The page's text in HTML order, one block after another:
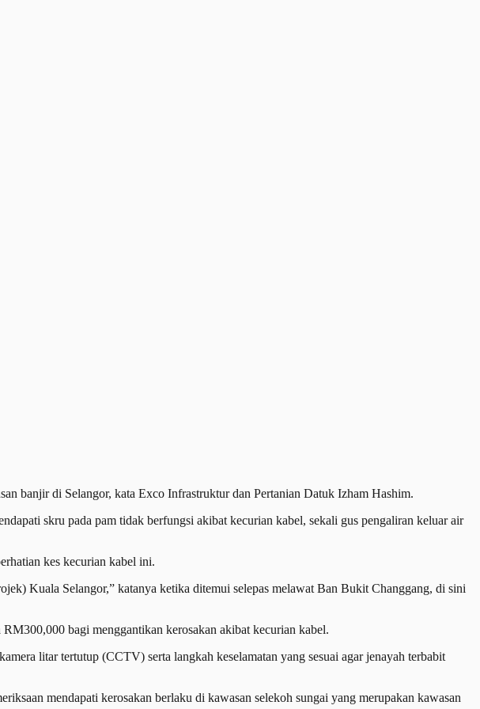
banjir di Selangor, kata Exco Infrastruktur dan Pertanian Datuk Izham Hashim.
skru pada pam tidak berfungsi akibat kecurian kabel, sekali gus pengaliran keluar air
kes kecurian kabel ini.
Kuala Selangor,” katanya ketika ditemui selepas melawat Ban Bukit Changgang, di sini
bagi menggantikan kerosakan akibat kecurian kabel.
litar tertutup (CCTV) serta langkah keselamatan yang sesuai agar jenayah terbabit
mendapati kerosakan berlaku di kawasan selekoh sungai yang merupakan kawasan